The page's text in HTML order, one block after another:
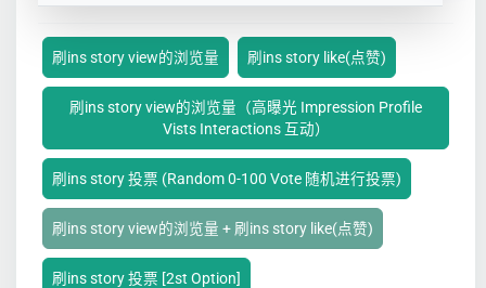
刷ins story view的浏览量 刷ins story like(点赞)
刷ins story view的浏览量（高曝光 Impression Profile
Vists Interactions 互动）
刷ins story 投票 (Random 0-100 Vote 随机进行投票)
刷ins story view的浏览量 + 刷ins story like(点赞)
刷ins story 投票 [2st Option]